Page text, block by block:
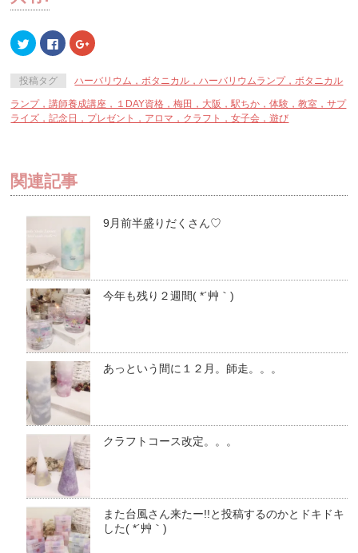
ク
リ
し
て
Twitter
で
共
有
ィ
ン
ド
で
ま
す)
Facebook
で
る
に
は
ク
リ
く
だ
さ
(新
い
ウ
ン
ド
ウ
で
開
き
ま
す)
ク
リ
し
て
Google+
で
共
有
ド
で
投稿タグ ハーバリウム，ボタニカル，ハーバリウムランプ，ボタニカル
ランプ，講師養成講座，１DAY資格，梅田，大阪，駅ちか，体験，教室，サプ
ライズ，記念日，プレゼント，アロマ，クラフト，女子会，遊び
関連記事
9月前半盛りだくさん♡
今年も残り２週間( *´艸｀)
あっという間に１２月。師走。。。
クラフトコース改定。。。
また台風さん来たー!!と投稿するのかとドキドキ
した( *´艸｀)